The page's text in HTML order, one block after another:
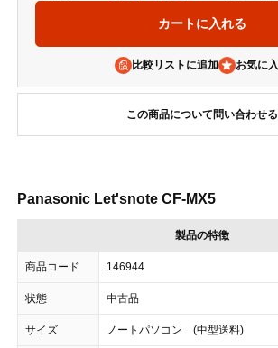
比較リストに追加
この商品について問い合わせる
Panasonic Let'snote CF-MX5
製品の特徴
商品コード 146944
状態 中古品
サイズ ノートパソコン (中型送料)